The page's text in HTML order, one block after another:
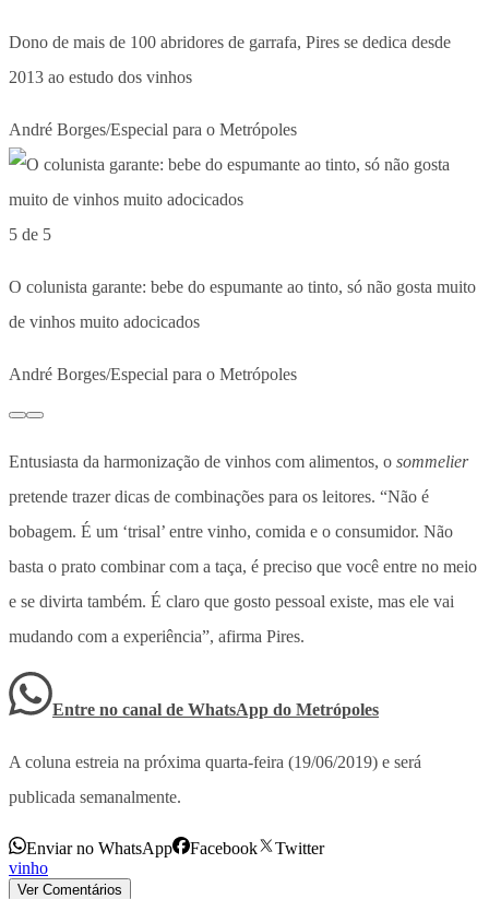
Dono de mais de 100 abridores de garrafa, Pires se dedica desde
2013 ao estudo dos vinhos
André Borges/Especial para o Metrópoles
5 de 5
O colunista garante: bebe do espumante ao tinto, só não gosta muito
de vinhos muito adocicados
André Borges/Especial para o Metrópoles
Entusiasta da harmonização de vinhos com alimentos, o sommelier
pretende trazer dicas de combinações para os leitores. “Não é
bobagem. É um ‘trisal’ entre vinho, comida e o consumidor. Não
basta o prato combinar com a taça, é preciso que você entre no meio
e se divirta também. É claro que gosto pessoal existe, mas ele vai
mudando com a experiência”, afirma Pires.
Entre no canal de WhatsApp do Metrópoles
A coluna estreia na próxima quarta-feira (19/06/2019) e será
publicada semanalmente.
Enviar no WhatsApp Facebook
Twitter
vinho
Ver Comentários